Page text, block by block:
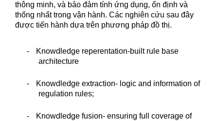
thông minh, và bảo đảm tính ứng dụng, ổn định và
thống nhất trong vận hành. Các nghiên cứu sau đây
được tiến hành dựa trên phương pháp đồ thị.
-
Knowdledge reperentation-built rule base
architecture
-
Knowdledge extraction- logic and information of
regulation rules;
-
Knowdledge fusion- ensuring full coverage of